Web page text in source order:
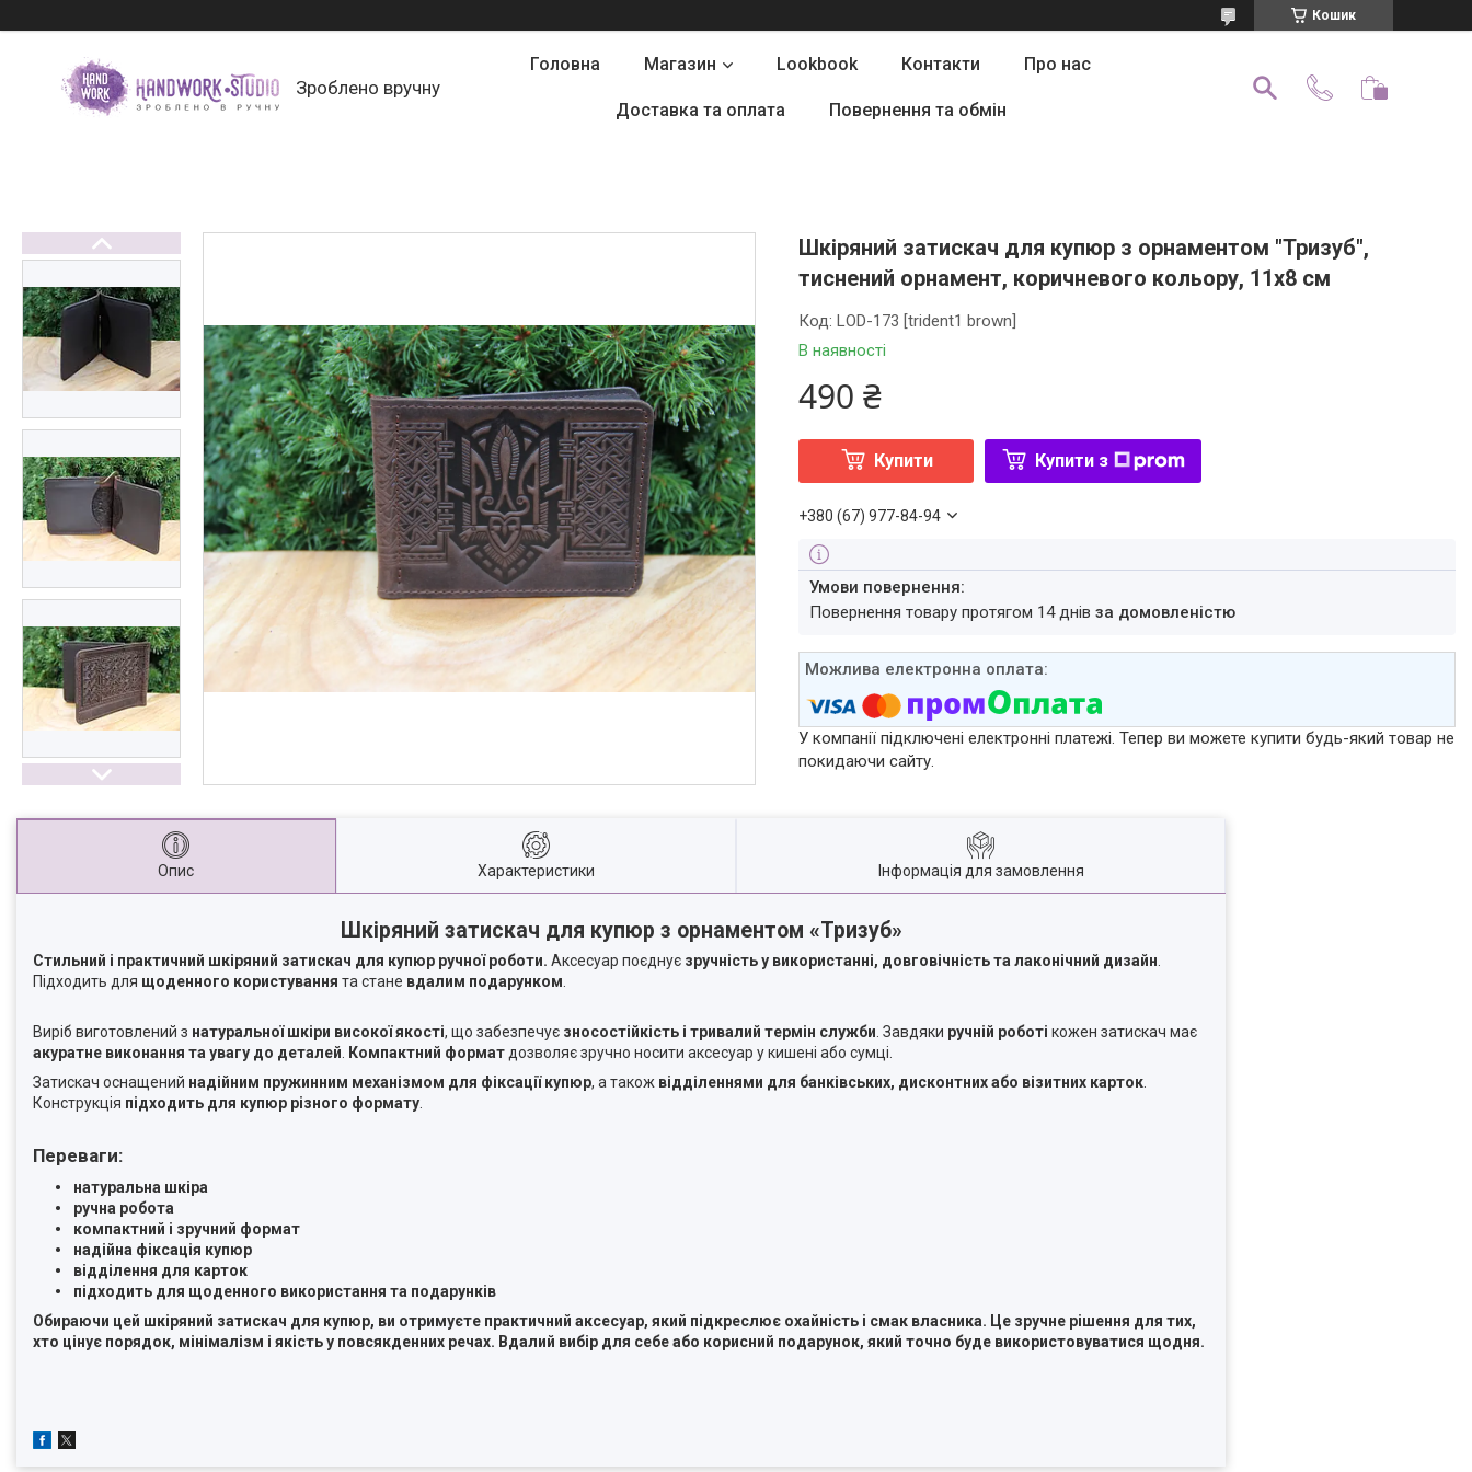
Кошик
Зроблено вручну
Головна Магазин Lookbook Контакти Про нас
Доставка та оплата Повернення та обмін
Шкіряний затискач для купюр з орнаментом "Тризуб",
тиснений орнамент, коричневого кольору, 11х8 см
В наявності
Код:LOD-173 [trident1 brown]
490 ₴
Купити Купити з
+380 (67) 977-84-94
повернення товару протягом 14 днівза домовленістю
У компанії підключені електронні платежі. Тепер ви можете купити будь-який товар не
покидаючи сайту.
Опис Характеристики Інформація для замовлення
Шкіряний затискач для купюр з орнаментом «Тризуб»
Стильний і практичний шкіряний затискач для купюр ручної роботи. Аксесуар поєднує зручність у використанні, довговічність та лаконічний дизайн
Підходить для щоденного користування та стане вдалим подарунком
Виріб виготовлений з натуральної шкіри високої якості, що забезпечує зносостійкість і тривалий термін служби . Завдяки ручній роботі кожен затискач має
акуратне виконання та увагу до деталей
Компактний формат дозволяє зручно носити аксесуар у кишені або сумці.
Затискач оснащений надійним пружинним механізмом для фіксації купюр, а також відділеннями для банківських, дисконтних або візитних карток
Конструкція підходить для купюр різного формату
Переваги:
натуральна шкіра
ручна робота
компактний і зручний формат
надійна фіксація купюр
відділення для карток
підходить для щоденного використання та подарунків
Обираючи цей шкіряний затискач для купюр, ви отримуєте практичний аксесуар, який підкреслює охайність і смак власника. Це зручне рішення для тих,
хто цінує порядок, мінімалізм і якість у повсякденних речах. Вдалий вибір для себе або корисний подарунок, який точно буде використовуватися щодня.